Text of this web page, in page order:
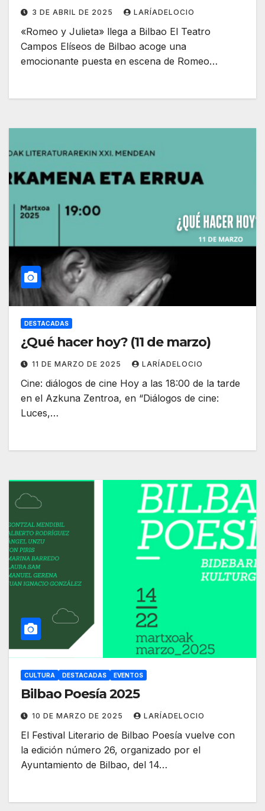
3 DE ABRIL DE 2025 LARÍADELOCIO
«Romeo y Julieta» llega a Bilbao El Teatro
Campos Elíseos de Bilbao acoge una
emocionante puesta en escena de Romeo…
DESTACADAS
¿Qué hacer hoy? (11 de marzo)
11 DE MARZO DE 2025 LARÍADELOCIO
Cine: diálogos de cine Hoy a las 18:00 de la tarde
en el Azkuna Zentroa, en “Diálogos de cine:
Luces,…
CULTURA DESTACADAS EVENTOS
Bilbao Poesía 2025
10 DE MARZO DE 2025 LARÍADELOCIO
El Festival Literario de Bilbao Poesía vuelve con
la edición número 26, organizado por el
Ayuntamiento de Bilbao, del 14…